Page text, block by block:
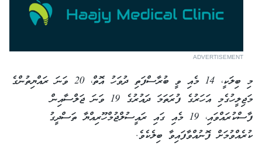
ADVERTISEMENT
މި ބިލަކީ، 14 މެއި ވީ ބުރާސްފަތި ދުވަހު އޮތް، 20 ވަނަ ރައްޔިތުންގެ
މަޖިލީހުގެމި އަހަރުގެ ފުރަތަމަ ދައުރުގެ 19 ވަނަ ޖަލްސާއިން
ފާސްކުރައްވައި، 19 މެއި ގައި ރައީސުލްޖުމްހޫރިއްޔާ ތަސްދީގު
ކުރެއްވުމަށް ފޮނުއްވާފައިވާ ބިލެކެވެ.